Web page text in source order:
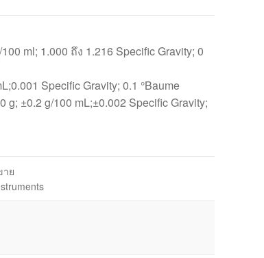
ml; 1.000 ถึง 1.216 Specific Gravity; 0
Specific Gravity; 0.1 °Baume
±0.2 g/100 mL;±0.002 Specific Gravity;
ย